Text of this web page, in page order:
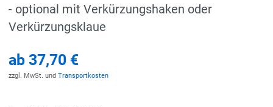
- optional mit Verkürzungshaken oder
Verkürzungsklaue
ab 37,70 €
zzgl. MwSt. und Transportkosten